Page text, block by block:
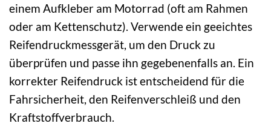
einem Aufkleber am Motorrad (oft am Rahmen
oder am Kettenschutz). Verwende ein geeichtes
Reifendruckmessgerät, um den Druck zu
überprüfen und passe ihn gegebenenfalls an. Ein
korrekter Reifendruck ist entscheidend für die
Fahrsicherheit, den Reifenverschleiß und den
Kraftstoffverbrauch.